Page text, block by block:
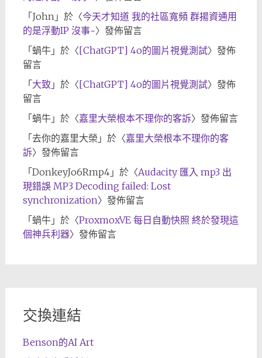
「 John」於〈今天才知道 我的社區寬頻 群揚資通用
的是浮動IP 沒事~〉發佈留言
「 蝸牛」於〈[ChatGPT] 4o的圖片視覺測試〉發佈
留言
「 大致 」於〈[ChatGPT] 4o的圖片視覺測試〉發佈
留言
「 蝸牛」於〈嘉里大榮根本不理你的客訴〉發佈留言
「 去你的嘉里大榮 」於〈嘉里大榮根本不理你的客
訴〉發佈留言
「 DonkeyJo6Rmp4」於〈Audacity 匯入 mp3 出
現錯誤 MP3 Decoding failed: Lost
synchronization〉發佈留言
「 蝸牛」於〈ProxmoxVE 每日自動快照 終於發現這
個神兵利器〉發佈留言
交換連結
Benson的AI Art